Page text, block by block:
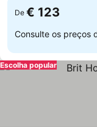
De € 123
Consulte os preços
Escolha popular